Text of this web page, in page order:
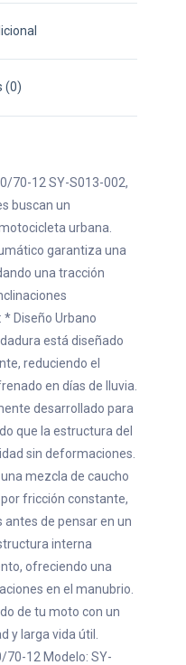
(0)
70-12 SY-S013-002,
buscan un
urbana.
garantiza una
una tracción
Diseño Urbano
está diseñado
reduciendo el
en días de lluvia.
desarrollado para
que la estructura del
sin deformaciones.
mezcla de caucho
fricción constante,
de pensar en un
interna
ofreciendo una
en el manubrio.
de tu moto con un
y larga vida útil.
70-12 Modelo: SY-